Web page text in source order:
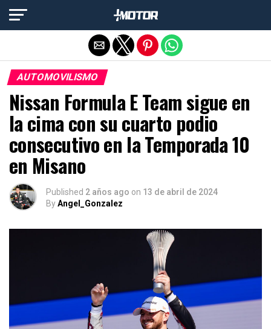
AUTOMOVILISMO
Nissan Formula E Team sigue en
la cima con su cuarto podio
consecutivo en la Temporada 10
en Misano
Published 2 años ago on 13 de abril de 2024
ByAngel_Gonzalez
Salir de la versión móvil